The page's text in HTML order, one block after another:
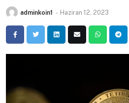
adminkoin1 - Haziran 12, 2023